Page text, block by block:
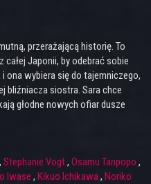
przerażającą historię. To
Japonii, by odebrać sobie
ona wybiera się do tajemniczego,
bliźniacza siostra. Sara chce
głodne nowych ofiar dusze
, Stephanie Vogt, Osamu Tanpopo ,
Iwase , Kikuo Ichikawa, Noriko